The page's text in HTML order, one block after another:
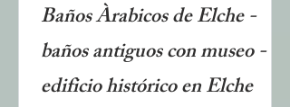
Baños Àrabicos de Elche -
baños antiguos con museo -
edificio histórico en Elche